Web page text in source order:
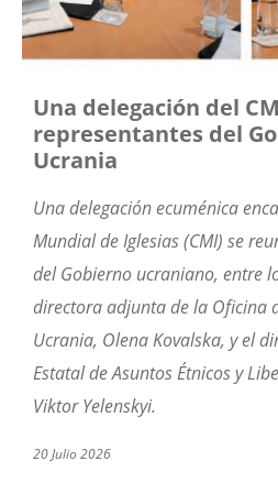
Una delegación del
representantes del
Ucrania
Una delegación ecuménica
Mundial de Iglesias (CMI) se
del Gobierno ucraniano, entre
directora adjunta de la Oficina
Ucrania, Olena Kovalska, y el
Estatal de Asuntos Étnicos y
Viktor Yelenskyi.
20 Julio 2026